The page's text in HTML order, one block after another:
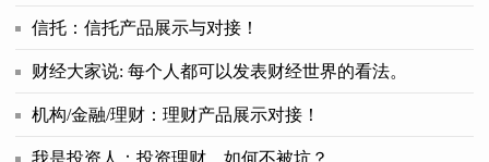
信托：信托产品展示与对接！
财经大家说: 每个人都可以发表财经世界的看法。
机构/金融/理财：理财产品展示对接！